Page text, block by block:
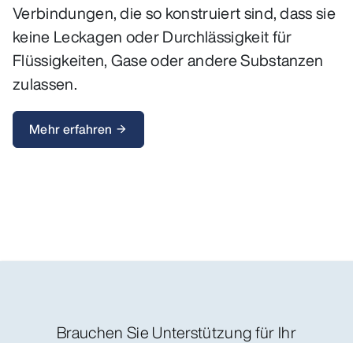
Verbindungen, die so konstruiert sind, dass sie
keine Leckagen oder Durchlässigkeit für
Flüssigkeiten, Gase oder andere Substanzen
zulassen.
Mehr erfahren arrow_forward
Brauchen Sie Unterstützung für Ihr